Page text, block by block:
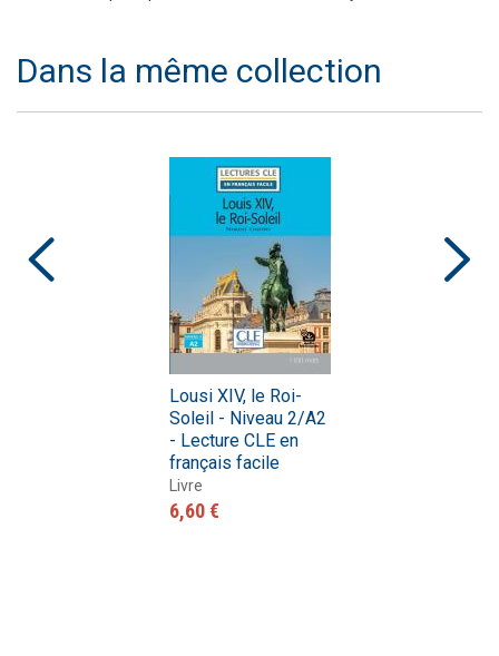
Dans la même collection
Lousi XIV, le Roi-
Soleil - Niveau 2/A2
- Lecture CLE en
français facile
Livre
6,60 €